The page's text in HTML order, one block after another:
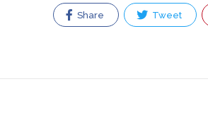
Share Tweet